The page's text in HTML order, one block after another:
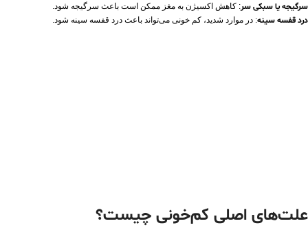
سرگیجه یا سبکی سر: کاهش اکسیژن به مغز ممکن است باعث سرگیجه شود.
درد قفسه سینه: در موارد شدید، کم خونی می‌تواند باعث درد قفسه سینه شود.
علت‌های اصلی کم‌خونی چیست؟